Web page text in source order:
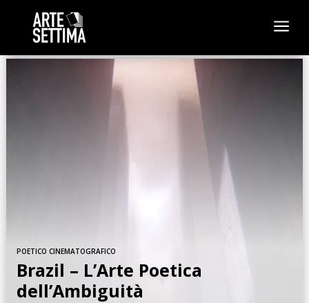
a
POETICO CINEMATOGRAFICO
Brazil – L’Arte Poetica
dell’Ambiguità